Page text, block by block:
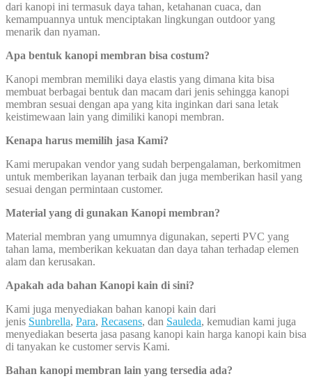
dari kanopi ini termasuk daya tahan, ketahanan cuaca, dan
kemampuannya untuk menciptakan lingkungan outdoor yang
menarik dan nyaman.
Apa bentuk kanopi membran bisa costum?
Kanopi membran memiliki daya elastis yang dimana kita bisa
membuat berbagai bentuk dan macam dari jenis sehingga kanopi
membran sesuai dengan apa yang kita inginkan dari sana letak
keistimewaan lain yang dimiliki kanopi membran.
Kenapa harus memilih jasa Kami?
Kami merupakan vendor yang sudah berpengalaman, berkomitmen
untuk memberikan layanan terbaik dan juga memberikan hasil yang
sesuai dengan permintaan customer.
Material yang di gunakan Kanopi membran?
Material membran yang umumnya digunakan, seperti PVC yang
tahan lama, memberikan kekuatan dan daya tahan terhadap elemen
alam dan kerusakan.
Apakah ada bahan Kanopi kain di sini?
Kami juga menyediakan bahan kanopi kain dari
jenis Sunbrella, Para, Recasens, dan Sauleda, kemudian kami juga
menyediakan beserta jasa pasang kanopi kain harga kanopi kain bisa
di tanyakan ke customer servis Kami.
Bahan kanopi membran lain yang tersedia ada?